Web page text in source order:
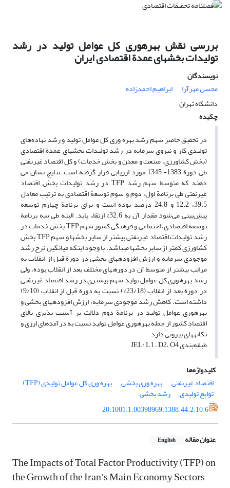
بررسی نقش بهره‎وری کل عوامل تولید در رشد
تولیدات بخش‎های عمدة اقتصادی ایران
نویسندگان
محسن مهرآرا
ابراهیم احمدزاده
دانشگاه تهران
چکیده
در تحقیق حاضر سهم رشد بهره وری کل عوامل تولید و رشد نهاده‌های
تولیدی کار و نیروی سرمایه در رشد تولیدات بخش‎های عمدة اقتصادی
(بخش کشاورزی، صنعت و معدن و بخش خدمات) و کل اقتصاد غیر‎نفتی
طی دورة 1383- 1345 مورد ارزیابی قرار گرفته است. نتایج نشان می
دهند که متوسط سهم رشد TFP در رشد تولیدات بخش اقتصاد
غیر‎نفتی طی برنامة اول، دوم و سوم توسعة اقتصادی به ترتیب معادل
39.5، 12.2 و 24.8 درصد بوده است و برای برنامة چهارم توسعه
پیش‌بینی می‌شود مقدار آن به 32.6% ارتقاء یابد. البته طی سه برنامة
توسعة اقتصادی، اجتماعی و فرهنگی کشور سهم TFP بخش خدمات در
رشد تولیدات اقتصاد غیر‎نفتی بیش‎تر از سایر بخش‎ها و سهم TFP بخش
کشاورزی کم‎تر از سایر بخش‎ها می‎باشد. با وجود این‎که میانگین نرخ رشد
موجودی سرمایه و ارزش افزوده‎های بخشی در دورة قبل از انقلاب به
مراتب بیش‎تر از متوسط آن در دوره‎های مختلف بعد از انقلاب بوده، ولی
رشد بهره‎وری کل عوامل تولید سهم بیش‎تری در رشد اقتصاد غیرنفتی
در دورة بعد از انقلاب (23/18%) نسبت به دورة قبل از انقلاب (9/10)
داشته است. کاهش رشد موجودی سرمایه، ارزش افزوده‎های بخشی و
بهره‎وری عوامل تولید در برنامة دوم دلالت بر آسیب پذیری بالای
اقتصاد کشور از جمله بهره‎وری عوامل تولید نسبت به درآمدهای ارزی و
تکانه‎های بیرونی دارد.
طبقه‌بندی JEL: L1 ، D2، O4
کلیدواژه‌ها
اقتصاد غیر‎نفتی
بهره وری بخشی بهره وری کل عوامل تولیدی (TFP)
توابع تولیدی
رشد بخشی
20.1001.1.00398969.1388.44.2.10.6
عنوان مقاله English
The Impacts of Total Factor Productivity (TFP) on
the Growth of the Iran's Main Economy Sectors